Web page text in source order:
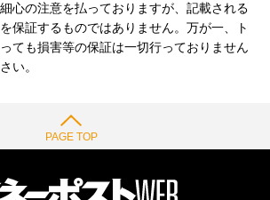
心の注意を払っておりますが、記載される
保証するものではありません。万が一、ト
ても損害等の保証は一切行っておりません
い。
PAGE TOP